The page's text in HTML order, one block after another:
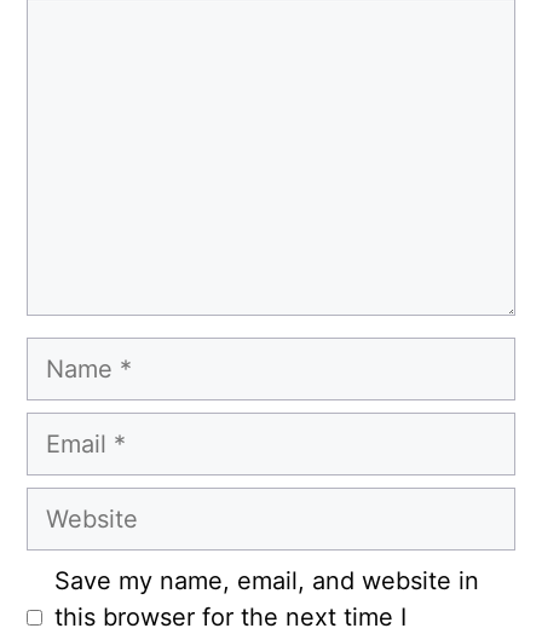
Name
Email
Website
Save my name, email, and website in
this browser for the next time I